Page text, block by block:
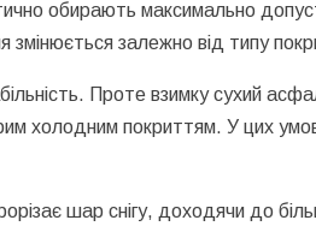
обирають максимально
змінюється залежно від типу
Проте взимку сухий
холодним покриттям. У цих
шар снігу, доходячи до